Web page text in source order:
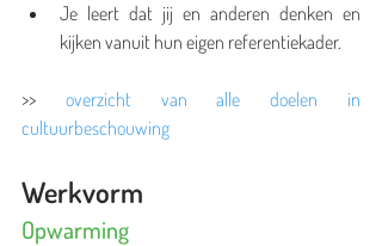
Je leert dat jij en anderen denken en
kijken vanuit hun eigen referentiekader.
>> overzicht van alle doelen in
cultuurbeschouwing
Werkvorm
Opwarming